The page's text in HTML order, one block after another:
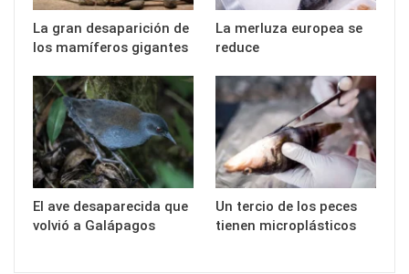
La gran desaparición de
los mamíferos gigantes
La merluza europea se
reduce
El ave desaparecida que
volvió a Galápagos
Un tercio de los peces
tienen microplásticos